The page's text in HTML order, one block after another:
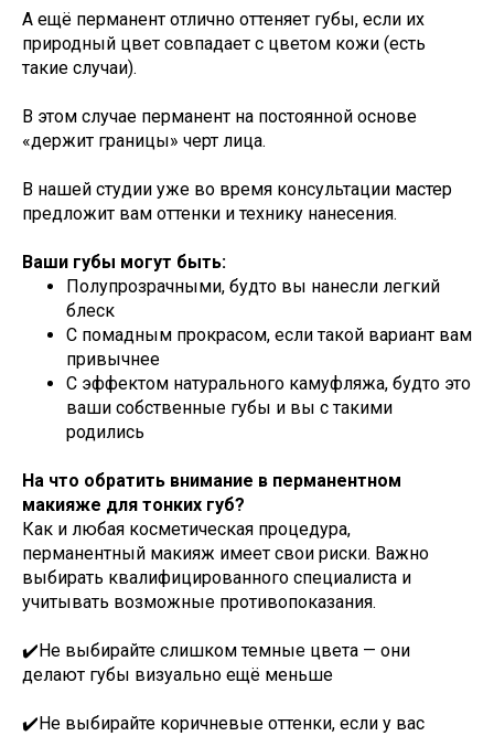
А ещё перманент отлично оттеняет губы, если их
природный цвет совпадает с цветом кожи (есть
такие случаи).
В этом случае перманент на постоянной основе
«держит границы» черт лица.
В нашей студии уже во время консультации мастер
предложит вам оттенки и технику нанесения.
Ваши губы могут быть:
Полупрозрачными, будто вы нанесли легкий
блеск
С помадным прокрасом, если такой вариант вам
привычнее
С эффектом натурального камуфляжа, будто это
ваши собственные губы и вы с такими
родились
На что обратить внимание в перманентном
макияже для тонких губ?
Как и любая косметическая процедура,
перманентный макияж имеет свои риски. Важно
выбирать квалифицированного специалиста и
учитывать возможные противопоказания.
✔️Не выбирайте слишком темные цвета — они
делают губы визуально ещё меньше
✔️Не выбирайте коричневые оттенки, если у вас